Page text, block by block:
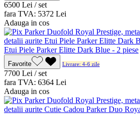
6500 Lei / set
fara TVA: 5372 Lei
Adauga in cos
Etui Piele Parker Elitte Dark Blue - 2 piese
Favorite Livrare: 4-6 zile
7700 Lei / set
fara TVA: 6364 Lei
Adauga in cos